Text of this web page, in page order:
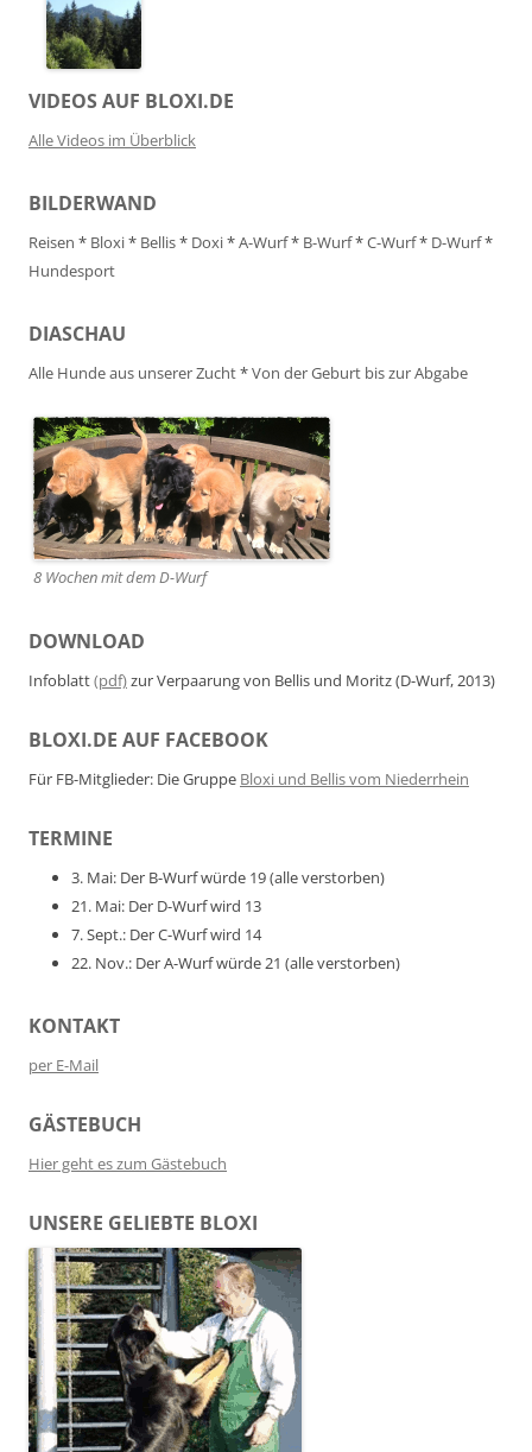
VIDEOS AUF BLOXI.DE
Alle Videos im Überblick
BILDERWAND
Reisen * Bloxi* Bellis* Doxi*A-Wurf* B-Wurf*C-Wurf* D-Wurf*
Hundesport
DIASCHAU
Alle Hunde aus unserer Zucht*Von der Geburt bis zur Abgabe
8 Wochen mit dem D-Wurf
DOWNLOAD
Infoblatt(pdf)zur Verpaarung von Bellis und Moritz (D-Wurf, 2013)
BLOXI.DE AUF FACEBOOK
Für FB-Mitglieder: Die Gruppe Bloxi und Bellis vom Niederrhein
TERMINE
3. Mai: Der B-Wurf würde 19 (alle verstorben)
21. Mai: Der D-Wurf wird 13
7. Sept.: Der C-Wurf wird 14
22. Nov.: Der A-Wurf würde 21 (alle verstorben)
KONTAKT
per E-Mail
GÄSTEBUCH
Hier geht es zum Gästebuch
UNSERE GELIEBTE BLOXI